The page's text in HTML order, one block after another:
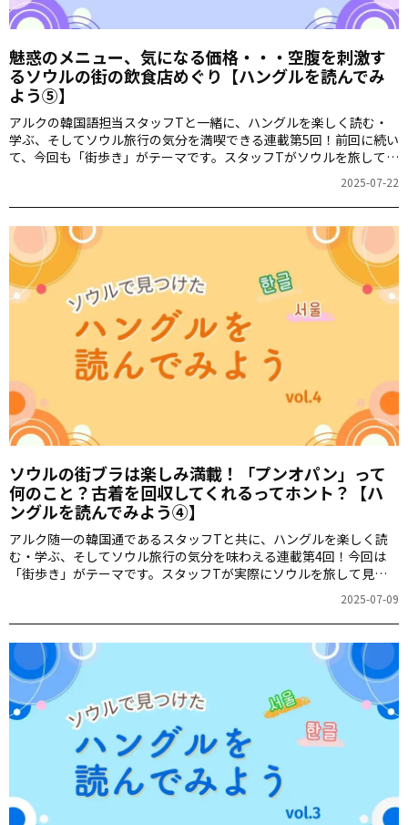
魅惑のメニュー、気になる価格・・・空腹を刺激す
るソウルの街の飲食店めぐり【ハングルを読んでみ
よう⑤】
アルクの韓国語担当スタッフTと一緒に、ハングルを楽しく読む・
学ぶ、そしてソウル旅行の気分を満喫できる連載第5回！前回に続い
て、今回も「街歩き」がテーマです。スタッフTがソウルを旅して見
2025-07-22
ソウルの街ブラは楽しみ満載！「プンオパン」って
何のこと？古着を回収してくれるってホント？【ハ
ングルを読んでみよう④】
アルク随一の韓国通であるスタッフTと共に、ハングルを楽しく読
む・学ぶ、そしてソウル旅行の気分を味わえる連載第4回！今回は
「街歩き」がテーマです。スタッフTが実際にソウルを旅して見つ
2025-07-09